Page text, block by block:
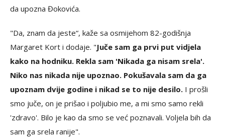
da upozna Đokovića.
"Da, znam da jeste“, kaže sa osmijehom 82-godišnja
Margaret Kort i dodaje. "Juče sam ga prvi put vidjela
kako na hodniku. Rekla sam 'Nikada ga nisam srela'.
Niko nas nikada nije upoznao. Pokušavala sam da ga
upoznam dvije godine i nikad se to nije desilo. I prošli
smo juče, on je prišao i poljubio me, a mi smo samo rekli
'zdravo'. Bilo je kao da smo se već poznavali. Voljela bih da
sam ga srela ranije".